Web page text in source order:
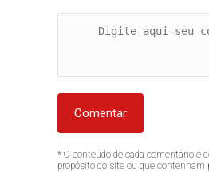
Comentar
* O conteúdo de cada comentário é
propósito do site ou que contenham